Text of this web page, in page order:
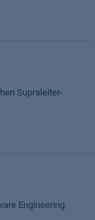
Supraleiter-
Engineering.